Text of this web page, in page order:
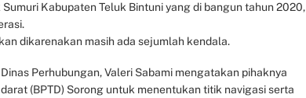
Kabupaten Teluk Bintuni yang di bangun tahun 2020,
dikarenakan masih ada sejumlah kendala.
Perhubungan, Valeri Sabami mengatakan pihaknya
(BPTD) Sorong untuk menentukan titik navigasi serta